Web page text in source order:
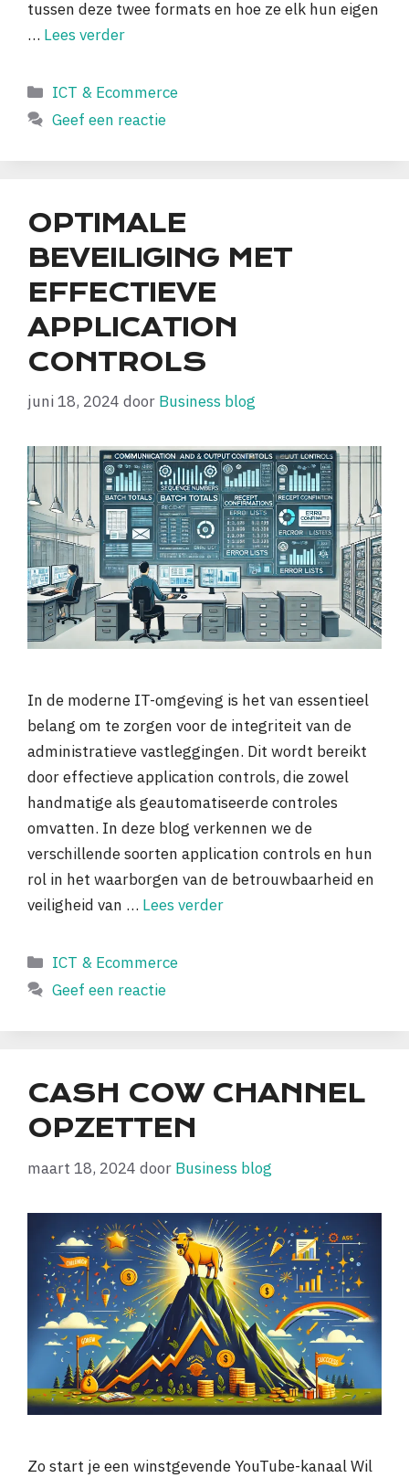
tussen deze twee formats en hoe ze elk hun eigen
… Lees verder
Categorieën
ICT & Ecommerce
Geef een reactie
OPTIMALE
BEVEILIGING MET
EFFECTIEVE
APPLICATION
CONTROLS
juni 18, 2024 door Business blog
In de moderne IT-omgeving is het van essentieel
belang om te zorgen voor de integriteit van de
administratieve vastleggingen. Dit wordt bereikt
door effectieve application controls, die zowel
handmatige als geautomatiseerde controles
omvatten. In deze blog verkennen we de
verschillende soorten application controls en hun
rol in het waarborgen van de betrouwbaarheid en
veiligheid van … Lees verder
Categorieën
ICT & Ecommerce
Geef een reactie
CASH COW CHANNEL
OPZETTEN
maart 18, 2024 door Business blog
Zo start je een winstgevende YouTube-kanaal Wil